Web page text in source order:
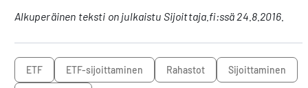
Alkuperäinen teksti on julkaistu Sijoittaja.fi:ssä 24.8.2016.
ETF ETF-sijoittaminen rahastot sijoittaminen